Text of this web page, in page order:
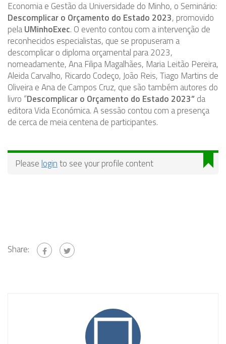
Economia e Gestão da Universidade do Minho, o Seminário:
Descomplicar o Orçamento do Estado 2023, promovido
pelaUMinhoExec. O evento contou com a intervenção de
reconhecidos especialistas, que se propuseram a
descomplicar o diploma orçamental para 2023,
nomeadamente, Ana Filipa Magalhães, Maria Leitão Pereira,
Aleida Carvalho, Ricardo Codeço, João Reis, Tiago Martins de
Oliveira e Ana de Campos Cruz, que são também autores do
livro “Descomplicar o Orçamento do Estado 2023”da
editora Vida Económica. A sessão contou com a presença
de cerca de meia centena de participantes.
Please loginto see your profile content
Share: